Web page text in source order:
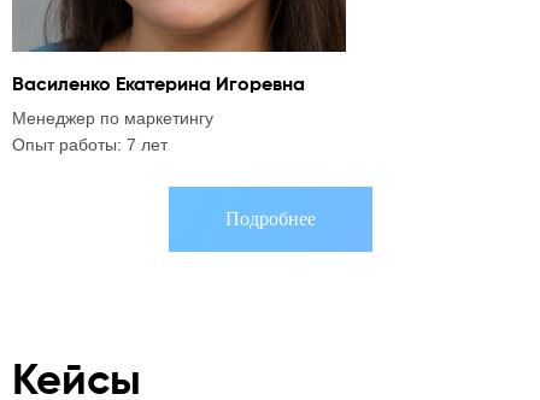
Василенко Екатерина Игоревна
Менеджер по маркетингу
Опыт работы: 7 лет
Подробнее
Кейсы